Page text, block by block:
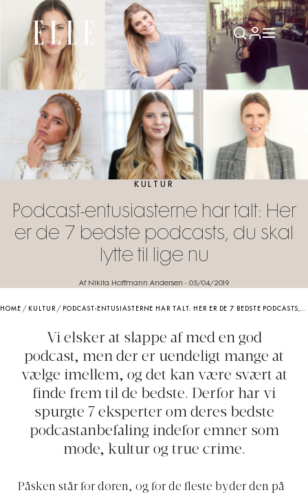
KULTUR
Podcast-entusiasterne har talt: Her
er de 7 bedste podcasts, du skal
lytte til lige nu
Af Nikita Hoffmann Andersen - 05/04/2019
HOME / KULTUR / PODCAST-ENTUSIASTERNE HAR TALT: HER ER DE 7 BEDSTE PODCASTS, DU SKAL LYTTE TIL LIGE NU
Vi elsker at slappe af med en god
podcast, men der er uendeligt mange at
vælge imellem, og det kan være svært at
finde frem til de bedste. Derfor har vi
spurgte 7 eksperter om deres bedste
podcastanbefaling indefor emner som
mode, kultur og true crime.
Påsken står for døren, og for de fleste byder den på